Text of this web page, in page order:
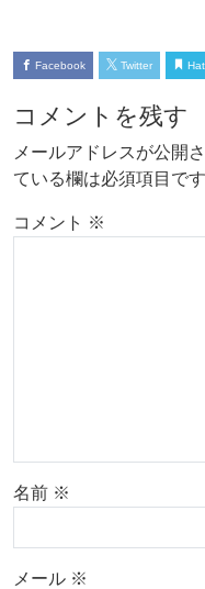
Facebook Twitter
コメントを残す
メールアドレスが公開
ている欄は必須項目です
コメント ※
名前 ※
メール ※